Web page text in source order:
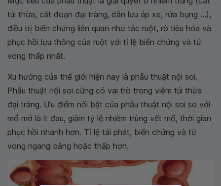
túi thừa, cắt đoạn đại tràng, dẫn lưu áp xe, rửa bụng ...),
điều trị biến chứng liên quan như tắc ruột, rò tiêu hóa và
phục hồi lưu thông của ruột với tỉ lệ biến chứng và tử
vong thấp nhất.
Xu hướng của thế giới hiện nay là phẫu thuật nội soi.
Phẫu thuật nội soi cũng có vai trò trong viêm túi thừa
đại tràng. Ưu điểm nổi bật của phẫu thuật nội soi so với
mổ mở là ít đau, giảm tỷ lệ nhiễm trùng vết mổ, thời gian
phục hồi nhanh hơn. Tỉ lệ tái phát, biến chứng và tử
vong ngang bằng hoặc thấp hơn.